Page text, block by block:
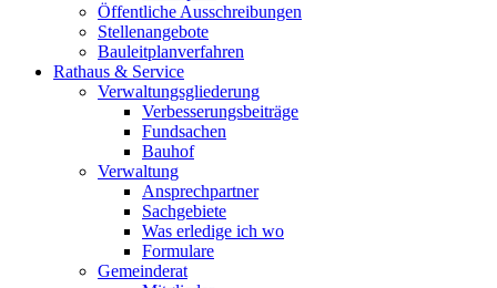
Öffentliche Ausschreibungen
Stellenangebote
Bauleitplanverfahren
Rathaus & Service
Verwaltungsgliederung
Verbesserungsbeiträge
Fundsachen
Bauhof
Verwaltung
Ansprechpartner
Sachgebiete
Was erledige ich wo
Formulare
Gemeinderat